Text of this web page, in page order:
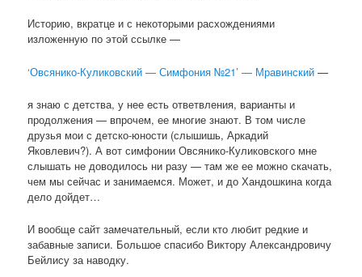
Историю, вкратце и с некоторыми расхождениями
изложенную по этой ссылке —
‘Овсянико-Куликовский — Симфония №21’ — Мравинский —
я знаю с детства, у нее есть ответвления, варианты и
продолжения — впрочем, ее многие знают. В том числе
друзья мои с детско-юности (слышишь, Аркадий
Яковлевич?). А вот симфонии Овсянико-Куликовского мне
слышать не доводилось ни разу — там же ее можно скачать,
чем мы сейчас и занимаемся. Может, и до Хандошкина когда
дело дойдет…
И вообще сайт замечательный, если кто любит редкие и
забавные записи. Большое спасибо Виктору Александровичу
Бейлису за наводку.